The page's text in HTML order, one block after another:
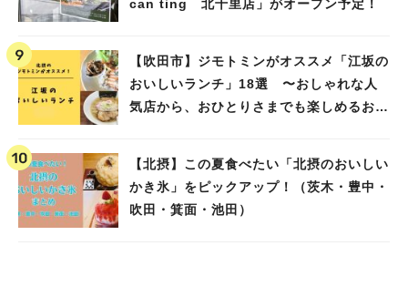
can ting 北千里店」がオープン予定！
【吹田市】ジモトミンがオススメ「江坂の
おいしいランチ」18選 〜おしゃれな人
気店から、おひとりさまでも楽しめるお店
【北摂】この夏食べたい「北摂のおいしい
かき氷」をピックアップ！（茨木・豊中・
吹田・箕面・池田）